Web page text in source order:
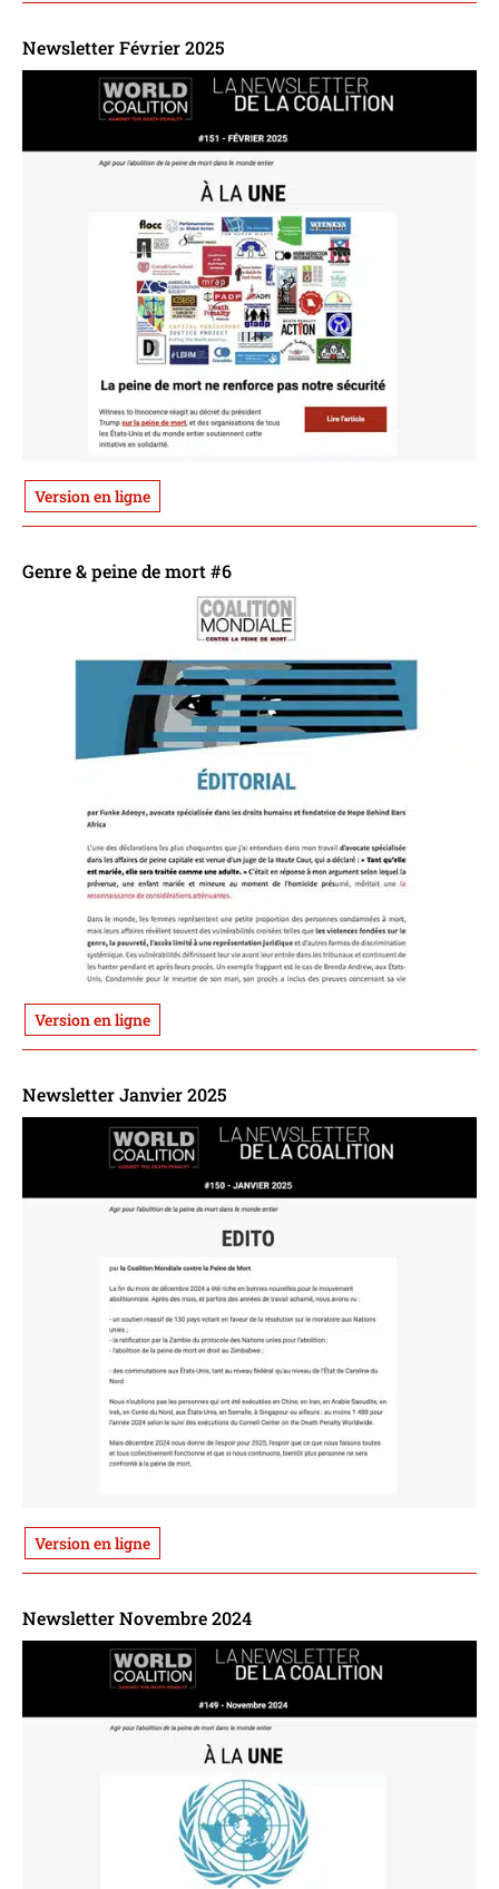
Newsletter Février 2025
Version en ligne
Genre & peine de mort #6
Version en ligne
Newsletter Janvier 2025
Version en ligne
Newsletter Novembre 2024